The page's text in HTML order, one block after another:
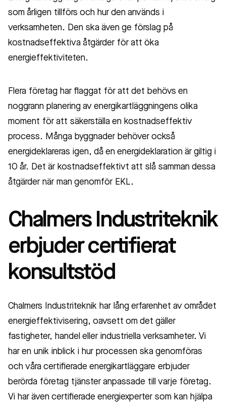
som årligen tillförs och hur den används i
verksamheten. Den ska även ge förslag på
kostnadseffektiva åtgärder för att öka
energieffektiviteten.
Flera företag har flaggat för att det behövs en
noggrann planering av energikartläggningens olika
moment för att säkerställa en kostnadseffektiv
process. Många byggnader behöver också
energideklareras igen, då en energideklaration är giltig i
10 år. Det är kostnadseffektivt att slå samman dessa
åtgärder när man genomför EKL.
Chalmers Industriteknik
erbjuder certifierat
konsultstöd
Chalmers Industriteknik har lång erfarenhet av området
energieffektivisering, oavsett om det gäller
fastigheter, handel eller industriella verksamheter. Vi
har en unik inblick i hur processen ska genomföras
och våra certifierade energikartläggare erbjuder
berörda företag tjänster anpassade till varje företag.
Vi har även certifierade energiexperter som kan hjälpa